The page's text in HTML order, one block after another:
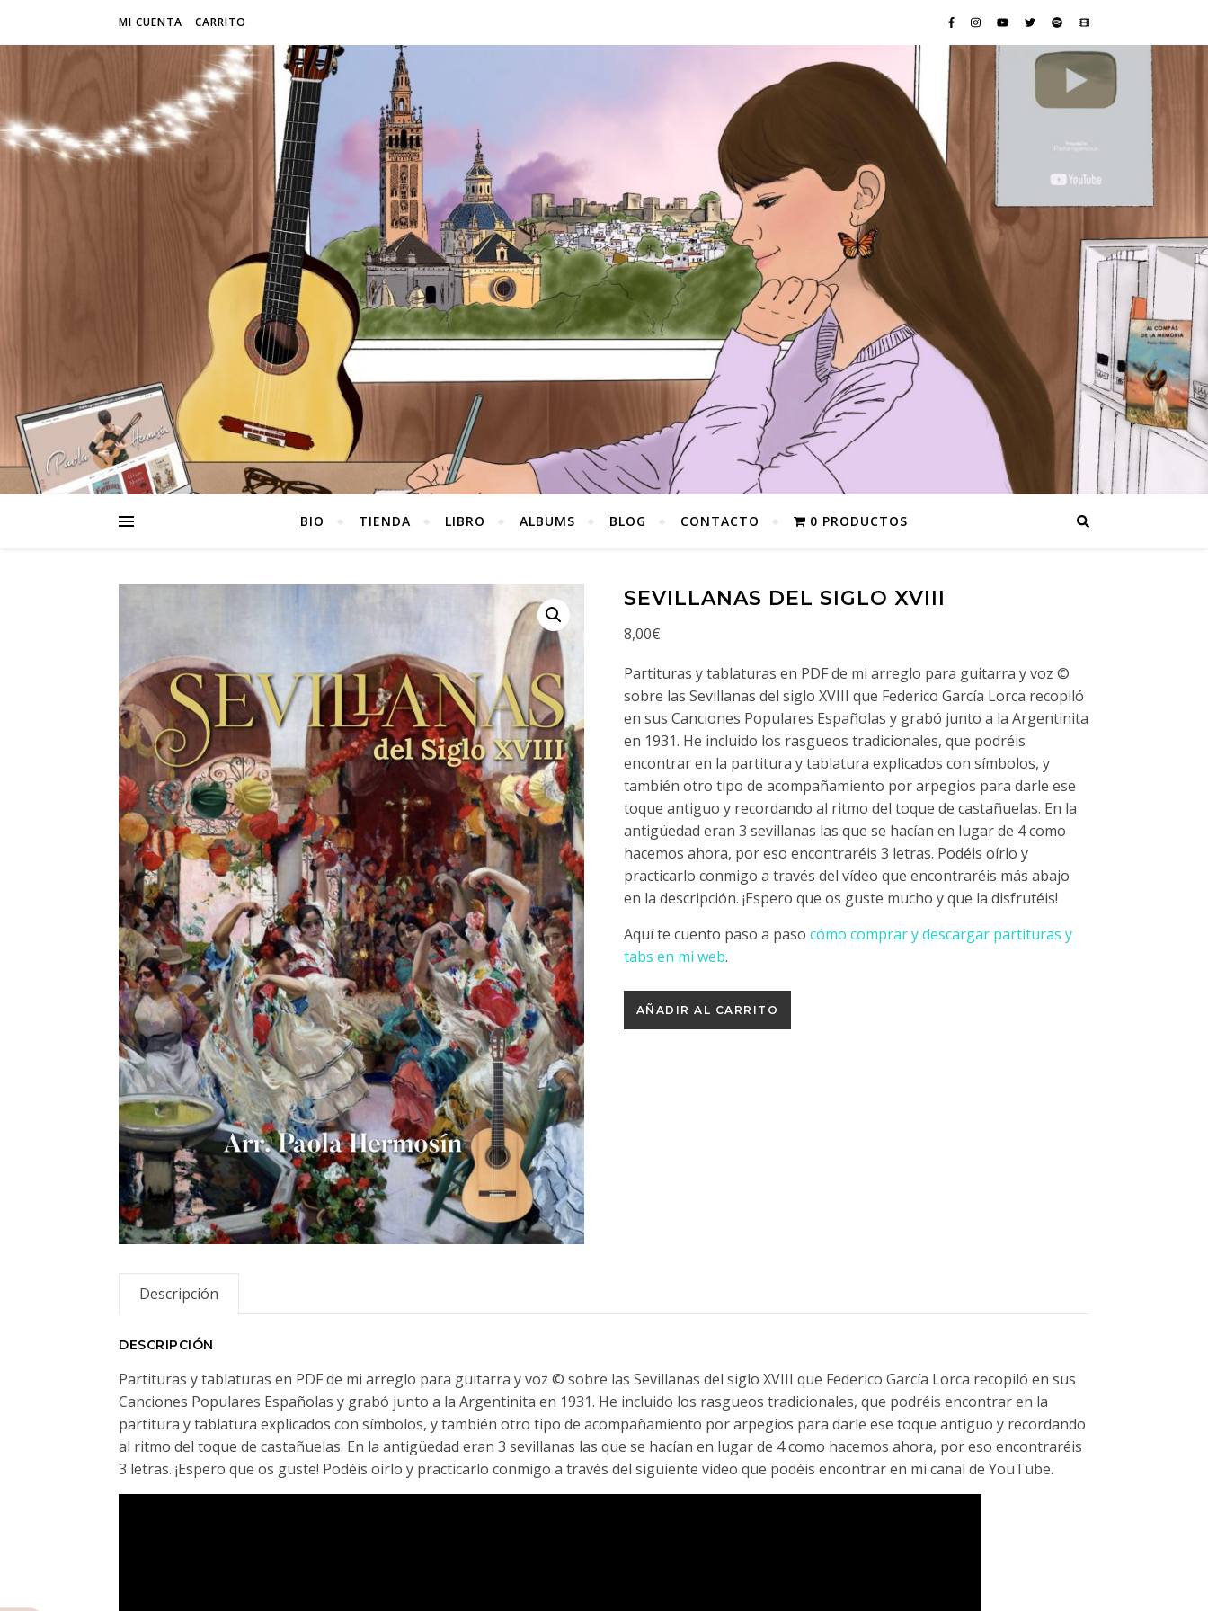
MI CUENTA CARRITO
BIO TIENDA LIBRO ALBUMS BLOG CONTACTO 0 PRODUCTOS
SEVILLANAS DEL SIGLO XVIII
8,00€
Partituras y tablaturas en PDF de mi arreglo para guitarra y voz ©
sobre las Sevillanas del siglo XVIII que Federico García Lorca recopiló
en sus Canciones Populares Españolas y grabó junto a la Argentinita
en 1931. He incluido los rasgueos tradicionales, que podréis
encontrar en la partitura y tablatura explicados con símbolos, y
también otro tipo de acompañamiento por arpegios para darle ese
toque antiguo y recordando al ritmo del toque de castañuelas. En la
antigüedad eran 3 sevillanas las que se hacían en lugar de 4 como
hacemos ahora, por eso encontraréis 3 letras. Podéis oírlo y
practicarlo conmigo a través del vídeo que encontraréis más abajo
en la descripción. ¡Espero que os guste mucho y que la disfrutéis!
Aquí te cuento paso a paso cómo comprar y descargar partituras y
tabs en mi web.
Sevillanas del siglo XVIII cantidad
AÑADIR AL CARRITO
Descripción
DESCRIPCIÓN
Partituras y tablaturas en PDF de mi arreglo para guitarra y voz © sobre las Sevillanas del siglo XVIII que Federico García Lorca recopiló en sus
Canciones Populares Españolas y grabó junto a la Argentinita en 1931. He incluido los rasgueos tradicionales, que podréis encontrar en la
partitura y tablatura explicados con símbolos, y también otro tipo de acompañamiento por arpegios para darle ese toque antiguo y recordando
al ritmo del toque de castañuelas. En la antigüedad eran 3 sevillanas las que se hacían en lugar de 4 como hacemos ahora, por eso encontraréis
3 letras. ¡Espero que os guste! Podéis oírlo y practicarlo conmigo a través del siguiente vídeo que podéis encontrar en mi canal de YouTube.